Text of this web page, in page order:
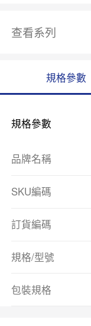
查看系列
規格參數
規格參數
品牌名稱
SKU編碼
訂貨編碼
規格/型號
包裝規格